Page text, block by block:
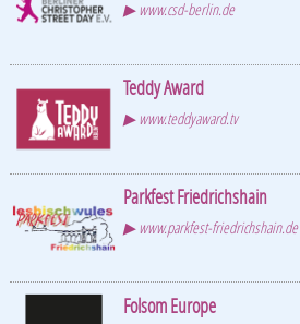
▶ www.csd-berlin.de
Teddy Award
▶ www.teddyaward.tv
Parkfest Friedrichshain
▶ www.parkfest-friedrichshain.de
Folsom Europe